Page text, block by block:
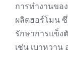
การทำงานขอ
ผลิตฮอร์โมน
รักษาการแข็ง
เช่น เบาหวาน